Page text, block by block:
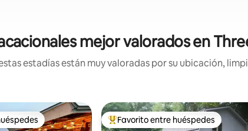
mejor valorados en
estadías están muy valoradas por su ubicación,
preferido Favorito entre huéspedes preferido
Favorito entre huéspedes